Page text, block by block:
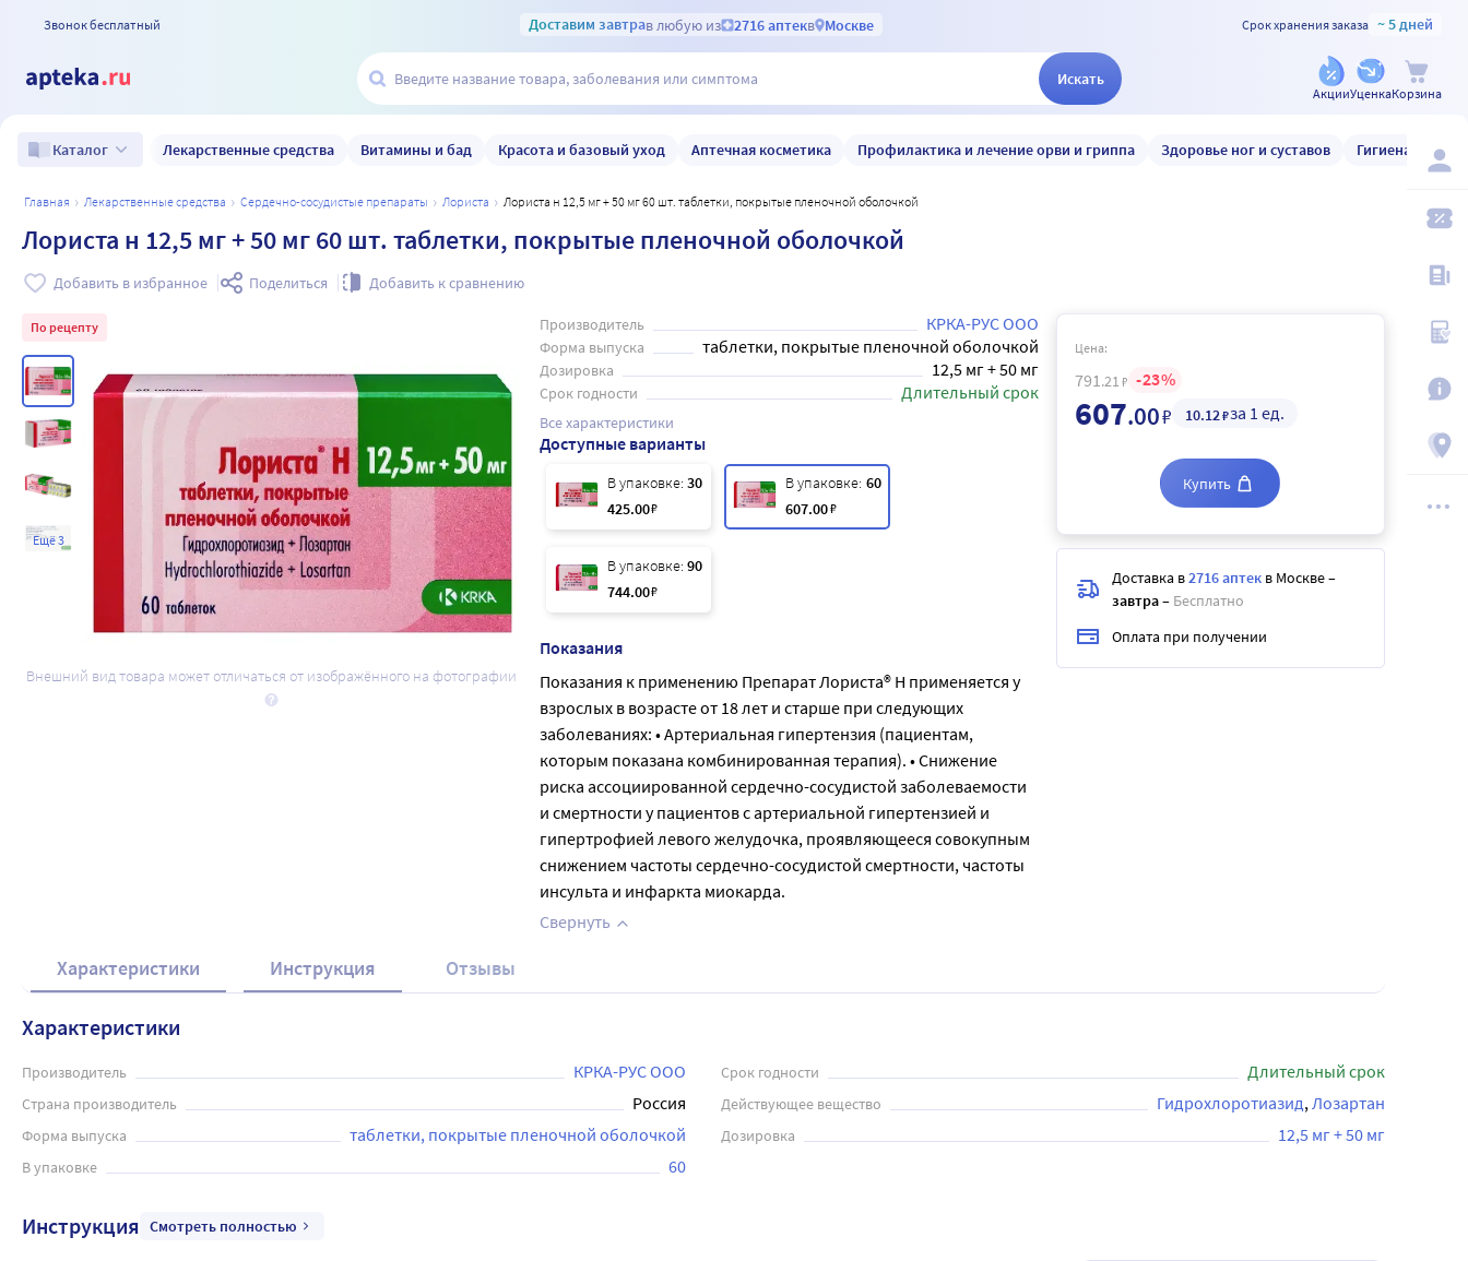
Звонок бесплатный Доставим завтрав любую из 2716 аптекв Москве Срок хранения заказа ~ 5 дней
Искать
АкцииУценкаКорзина
Каталог Лекарственные средства Витамины и бад Красота и базовый уход Аптечная косметика Профилактика и лечение орви и гриппа Здоровье ног и суставов Гигиена и уход
главная лекарственные средства сердечно-сосудистые препараты лориста Лориста н 12,5 мг + 50 мг 60 шт. таблетки, покрытые пленочной оболочкой
Лориста н 12,5 мг + 50 мг 60 шт. таблетки, покрытые пленочной оболочкой
Добавить в избранное Поделиться Добавить к сравнению
По рецепту
Ещё 3
Внешний вид товара может отличаться от изображённого на фотографии
Производитель КРКА-РУС ООО
Форма выпуска таблетки, покрытые пленочной оболочкой
Дозировка 12,5 мг + 50 мг
Срок годности Длительный срок
Все характеристики
Доступные варианты
В упаковке: 30
425.00₽
В упаковке: 60
607.00₽
В упаковке: 90
744.00₽
Показания
Показания к применению Препарат Лориста® Н применяется у
взрослых в возрасте от 18 лет и старше при следующих
заболеваниях: • Артериальная гипертензия (пациентам,
которым показана комбинированная терапия). • Снижение
риска ассоциированной сердечно-сосудистой заболеваемости
и смертности у пациентов с артериальной гипертензией и
гипертрофией левого желудочка, проявляющееся совокупным
снижением частоты сердечно-сосудистой смертности, частоты
инсульта и инфаркта миокарда.
Свернуть
Цена:
791 .21 ₽ 23
607.00₽ 10.12₽за 1 ед.
Купить
Доставка в2716 аптек в Москве–
завтра– Бесплатно
Оплата при получении
Характеристики Инструкция Отзывы
Характеристики
Производитель КРКА-РУС ООО Срок годности Длительный срок
Страна производитель Россия Действующее вещество Гидрохлоротиазид Лозартан
Форма выпуска таблетки, покрытые пленочной оболочкой Дозировка 12,5 мг + 50 мг
В упаковке 60
Инструкция Смотреть полностью